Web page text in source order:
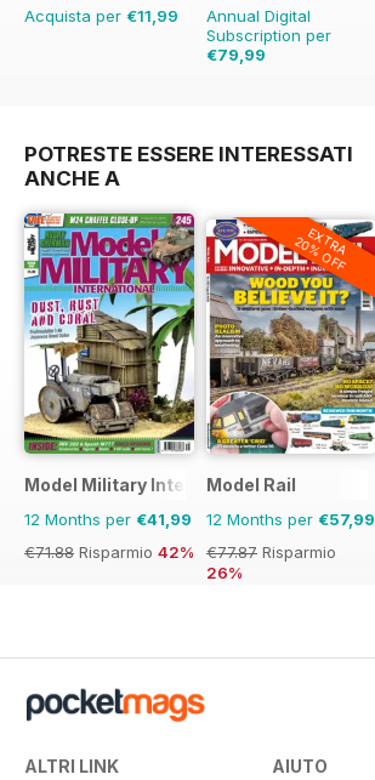
Acquista per €11,99
Annual Digital
Subscription per
€79,99
POTRESTE ESSERE INTERESSATI
ANCHE A
Model Military International
12 Months per €41,99
€71.88 Risparmio 42%
EXTRA
20% OFF
Model Rail
12 Months per €57,99
€77.87 Risparmio
26%
ALTRI LINK AIUTO